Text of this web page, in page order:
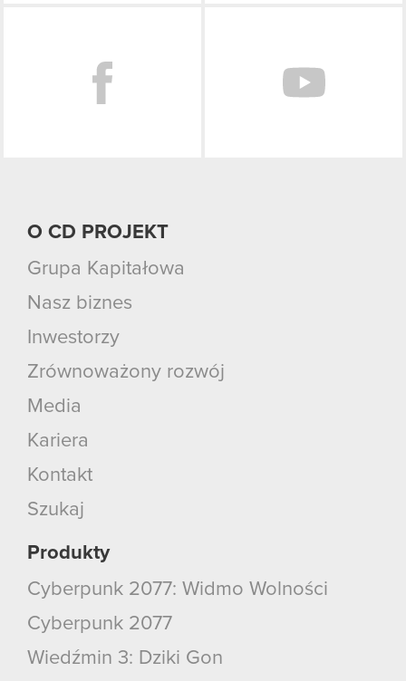
O CD PROJEKT
Grupa Kapitałowa
Nasz biznes
Inwestorzy
Zrównoważony rozwój
Media
Kariera
Kontakt
Szukaj
Produkty
Cyberpunk 2077: Widmo Wolności
Cyberpunk 2077
Wiedźmin 3: Dziki Gon